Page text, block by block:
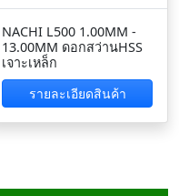
NACHI L500 1.00MM -
13.00MM ดอกสว่านHSS
เจาะเหล็ก
รายละเอียดสินค้า